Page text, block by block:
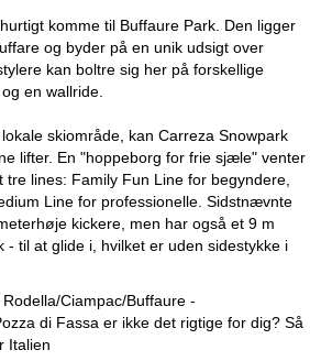
komme til Buffaure Park. Den ligger
og byder på en unik udsigt over
kan boltre sig her på forskellige
en wallride.
skiområde, kan Carreza Snowpark
lifter. En "hoppeborg for frie sjæle" venter
tre lines: Family Fun Line for begyndere,
Line for professionelle. Sidstnævnte
kickere, men har også et 9 m
- til at glide i, hvilket er uden sidestykke i
Ciampac/Buffaure -
di Fassa er ikke det rigtige for dig? Så
Italien